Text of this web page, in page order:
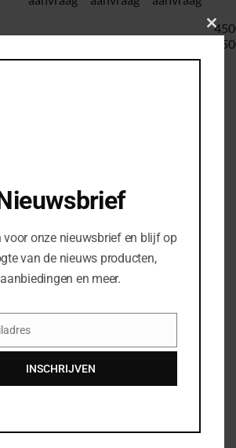
Close
this
voor onze nieuwsbrief en blijf op
van de nieuws producten,
aanbiedingen en meer.
INSCHRIJVEN